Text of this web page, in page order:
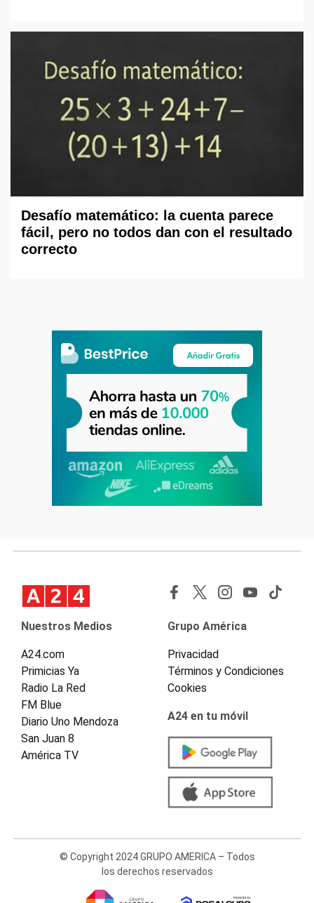
Desafío matemático: la cuenta parece
fácil, pero no todos dan con el resultado
correcto
Nuestros Medios
A24.com
Primicias Ya
Radio La Red
FM Blue
Diario Uno Mendoza
San Juan 8
América TV
Grupo América
Privacidad
Términos y Condiciones
Cookies
A24 en tu móvil
© Copyright 2024 GRUPO AMERICA – Todos
los derechos reservados